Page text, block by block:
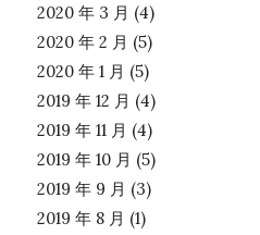
2020 年 3 月 (4)
2020 年 2 月 (5)
2020 年 1 月 (5)
2019 年 12 月 (4)
2019 年 11 月 (4)
2019 年 10 月 (5)
2019 年 9 月 (3)
2019 年 8 月 (1)